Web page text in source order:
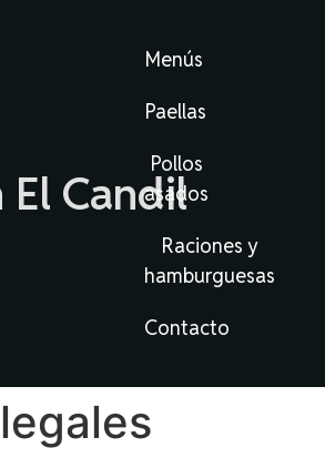
El Candil
Menús
Paellas
Pollos
asados
Raciones y
hamburguesas
Contacto